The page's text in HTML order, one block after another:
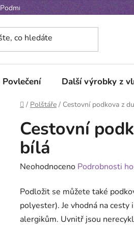
Podmínky ochrany osobních údajů
Povlečení Další výrobky z
Domů
/ Polštáře / Cestovní podkova z
Cestovní
bílá
Průměrné
produktu
je
0,0
Neohodnoceno Podrobnosti
Podložit se můžete také
polyester). Je vhodná na
alergikům. Uvnitř jsou